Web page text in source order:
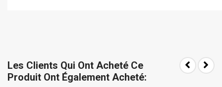
Les Clients Qui Ont Acheté Ce
Produit Ont Également Acheté: